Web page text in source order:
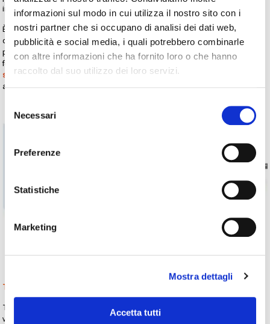
informazioni sul modo in cui utilizza il nostro sito con i
nostri partner che si occupano di analisi dei dati web,
pubblicità e social media, i quali potrebbero combinarle
con altre informazioni che ha fornito loro o che hanno
raccolto dal suo utilizzo dei loro servizi.
delNecessari
Preferenze
Statistiche
Marketing
Mostra dettagli
Accetta tutti
instabile.
È anche importante ricordare che gli imballaggi primari hanno requisiti
diversi rispetto agli imballaggi terziari. Se la codifica su imballaggio
primario dovrà essere resistente e indelebile, nell’imballaggio terziario è
fondamentale la leggibilità, cosa che può essere garantita dai
stampa e applica , che consentono di stampare e applicare un’etichetta
adesiva all’esterno di una scatola o di un fardello.
Trovare la giusta tecnologia per i vostri prodotti
Trovare
la giusta tecnologia per la codifica e marcatura dei vostri prodotti
vi consentirà di aumentare la vostra efficienza produttiva e di ottenere il